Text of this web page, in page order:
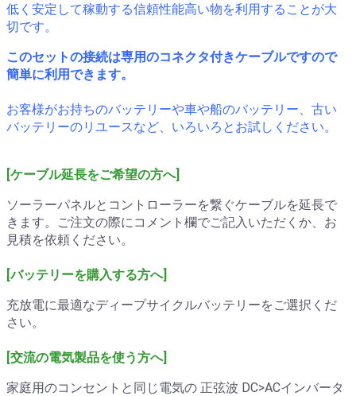
低く安定して稼動する信頼性能高い物を利用することが大
切です。
このセットの接続は専用のコネクタ付きケーブルですので
簡単に利用できます。
お客様がお持ちのバッテリーや車や船のバッテリー、古い
バッテリーのリユースなど、いろいろとお試しください。
[ケーブル延長をご希望の方へ]
ソーラーパネルとコントローラーを繋ぐケーブルを延長で
きます。ご注文の際にコメント欄でご記入いただくか、お
見積を依頼ください。
[バッテリーを購入する方へ]
充放電に最適なディープサイクルバッテリーをご選択くだ
さい。
[交流の電気製品を使う方へ]
家庭用のコンセントと同じ電気の 正弦波 DC>ACインバータ